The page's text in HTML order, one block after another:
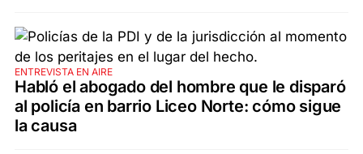
ENTREVISTA EN AIRE
Habló el abogado del hombre que le disparó
al policía en barrio Liceo Norte: cómo sigue
la causa